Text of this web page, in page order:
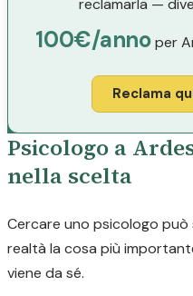
reclamarla —
100€/annoper
Reclama
Psicologo a
nella scelta
Cercare uno psicologo
realtà la cosa più
viene da sé.